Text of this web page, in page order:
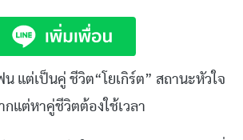
แต่เป็นคู่ ชีวิต“โยเกิร์ต” สถานะหัวใจ
กแต่หาคู่ชีวิตต้องใช้เวลา